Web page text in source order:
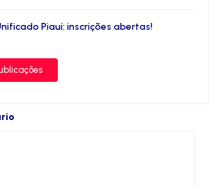
Piauí: inscrições abertas!